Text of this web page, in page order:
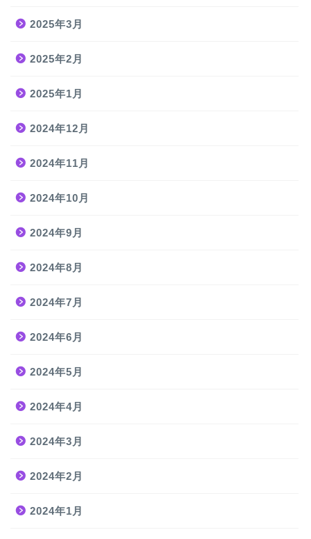
2025年3月
2025年2月
2025年1月
2024年12月
2024年11月
2024年10月
2024年9月
2024年8月
2024年7月
2024年6月
2024年5月
2024年4月
2024年3月
2024年2月
2024年1月